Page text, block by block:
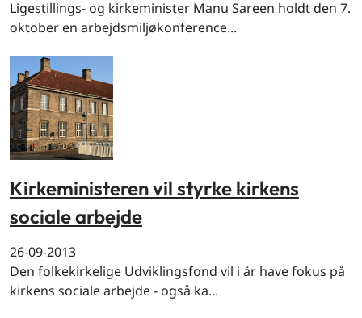
Ligestillings- og kirkeminister Manu Sareen holdt den 7.
oktober en arbejdsmiljøkonference...
Kirkeministeren vil styrke kirkens
sociale arbejde
26-09-2013
Den folkekirkelige Udviklingsfond vil i år have fokus på
kirkens sociale arbejde - også ka...